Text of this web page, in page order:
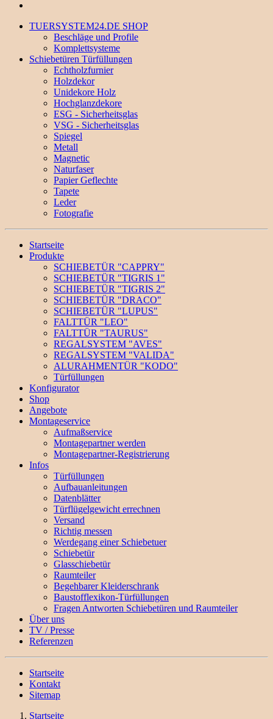
TUERSYSTEM24.DE SHOP
Beschläge und Profile
Komplettsysteme
Schiebetüren Türfüllungen
Echtholzfurnier
Holzdekor
Unidekore Holz
Hochglanzdekore
ESG - Sicherheitsglas
VSG - Sicherheitsglas
Spiegel
Metall
Magnetic
Naturfaser
Papier Geflechte
Tapete
Leder
Fotografie
Startseite
Produkte
SCHIEBETÜR "CAPPRY"
SCHIEBETÜR "TIGRIS 1"
SCHIEBETÜR "TIGRIS 2"
SCHIEBETÜR "DRACO"
SCHIEBETÜR "LUPUS"
FALTTÜR "LEO"
FALTTÜR "TAURUS"
REGALSYSTEM "AVES"
REGALSYSTEM "VALIDA"
ALURAHMENTÜR "KODO"
Türfüllungen
Konfigurator
Shop
Angebote
Montageservice
Aufmaßservice
Montagepartner werden
Montagepartner-Registrierung
Infos
Türfüllungen
Aufbauanleitungen
Datenblätter
Türflügelgewicht errechnen
Versand
Richtig messen
Werdegang einer Schiebetuer
Schiebetür
Glasschiebetür
Raumteiler
Begehbarer Kleiderschrank
Baustofflexikon-Türfüllungen
Fragen Antworten Schiebetüren und Raumteiler
Über uns
TV / Presse
Referenzen
Startseite
Kontakt
Sitemap
Startseite